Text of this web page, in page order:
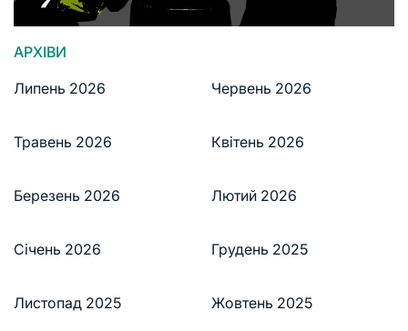
АРХІВИ
Липень 2026
Червень 2026
Травень 2026 Квітень 2026
Березень 2026 Лютий 2026
Січень 2026 Грудень 2025
Листопад 2025 Жовтень 2025